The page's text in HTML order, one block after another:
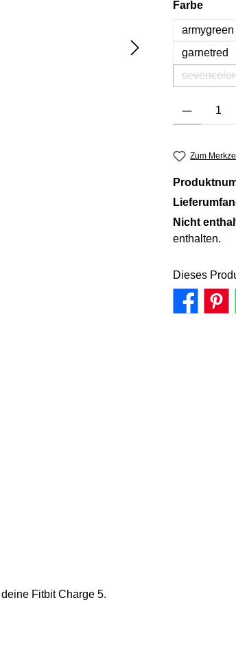
Farbe
armygreen
garnetred
Zum
Nicht
enthalten.
Dieses
Fitbit Charge 5.